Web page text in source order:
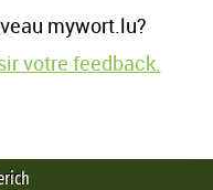
mywort.lu?
votre feedback.